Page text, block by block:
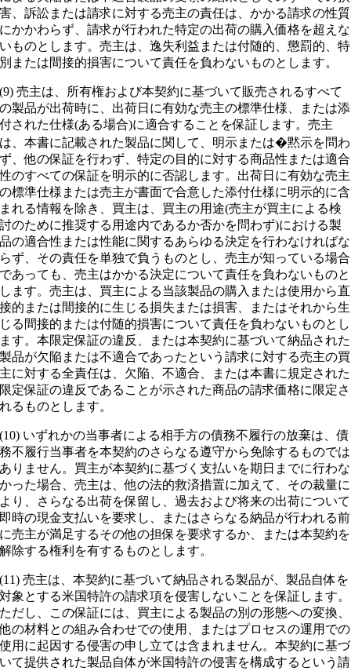
害、訴訟または請求に対する売主の責任は、かかる請求の性質
にかかわらず、請求が行われた特定の出荷の購入価格を超えな
いものとします。売主は、逸失利益または付随的、懲罰的、特
別または間接的損害について責任を負わないものとします。
(9) 売主は、所有権および本契約に基づいて販売されるすべて
の製品が出荷時に、出荷日に有効な売主の標準仕様、または添
付された仕様(ある場合)に適合することを保証します。売主
は、本書に記載された製品に関して、明示または�黙示を問わ
ず、他の保証を行わず、特定の目的に対する商品性または適合
性のすべての保証を明示的に否認します。出荷日に有効な売主
の標準仕様または売主が書面で合意した添付仕様に明示的に含
まれる情報を除き、買主は、買主の用途(売主が買主による検
討のために推奨する用途内であるか否かを問わず)における製
品の適合性または性能に関するあらゆる決定を行わなければな
らず、その責任を単独で負うものとし、売主が知っている場合
であっても、売主はかかる決定について責任を負わないものと
します。売主は、買主による当該製品の購入または使用から直
接的または間接的に生じる損失または損害、またはそれから生
じる間接的または付随的損害について責任を負わないものとし
ます。本限定保証の違反、または本契約に基づいて納品された
製品が欠陥または不適合であったという請求に対する売主の買
主に対する全責任は、欠陥、不適合、または本書に規定された
限定保証の違反であることが示された商品の請求価格に限定さ
れるものとします。
(10) いずれかの当事者による相手方の債務不履行の放棄は、債
務不履行当事者を本契約のさらなる遵守から免除するものでは
ありません。買主が本契約に基づく支払いを期日までに行わな
かった場合、売主は、他の法的救済措置に加えて、その裁量に
より、さらなる出荷を保留し、過去および将来の出荷について
即時の現金支払いを要求し、またはさらなる納品が行われる前
に売主が満足するその他の担保を要求するか、または本契約を
解除する権利を有するものとします。
(11) 売主は、本契約に基づいて納品される製品が、製品自体を
対象とする米国特許の請求項を侵害しないことを保証します。
ただし、この保証には、買主による製品の別の形態への変換、
他の材料との組み合わせでの使用、またはプロセスの運用での
使用に起因する侵害の申し立ては含まれません。本契約に基づ
いて提供された製品自体が米国特許の侵害を構成するという請